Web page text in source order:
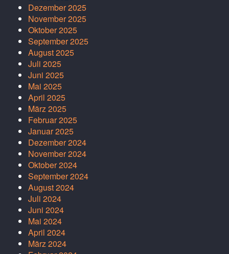
Dezember 2025
November 2025
Oktober 2025
September 2025
August 2025
Juli 2025
Juni 2025
Mai 2025
April 2025
März 2025
Februar 2025
Januar 2025
Dezember 2024
November 2024
Oktober 2024
September 2024
August 2024
Juli 2024
Juni 2024
Mai 2024
April 2024
März 2024